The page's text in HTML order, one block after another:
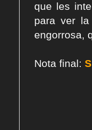
que les
para ver
engorrosa,
Nota final: